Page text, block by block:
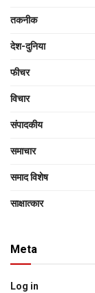
तकनीक
देश-दुनिया
फीचर
विचार
संपादकीय
समाचार
समाद विशेष
साक्षात्‍कार
Meta
Log in